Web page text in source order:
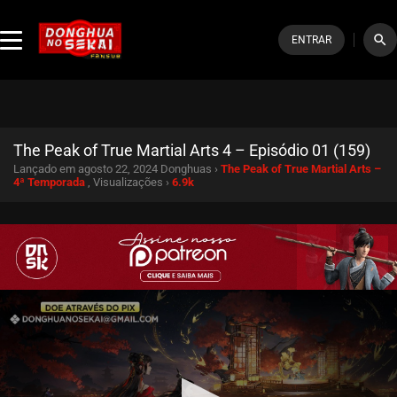
ENTRAR search
The Peak of True Martial Arts 4 – Episódio 01 (159)
Lançado em agosto 22, 2024 Donghuas › The Peak of True Martial Arts –
4ª Temporada , Visualizações › 6.9k